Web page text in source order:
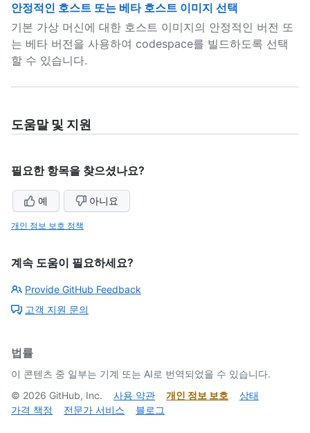
안정적인 호스트 또는 베타 호스트 이미지 선택
기본 가상 머신에 대한 호스트 이미지의 안정적인 버전 또
는 베타 버전을 사용하여 codespace를 빌드하도록 선택
할 수 있습니다.
도움말 및 지원
필요한 항목을 찾으셨나요?
예 아니요
개인 정보 보호 정책
계속 도움이 필요하세요?
Provide GitHub Feedback
고객 지원 문의
법률
이 콘텐츠 중 일부는 기계 또는 AI로 번역되었을 수 있습니다.
© 2026 GitHub, Inc. 사용 약관 개인 정보 보호
상태
가격 책정
전문가 서비스 블로그